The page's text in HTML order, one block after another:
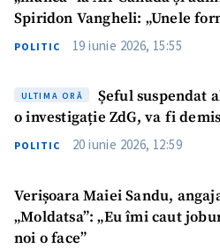
Spiridon Vangheli: „Unele
caracter sumar”
POLITIC 19 iunie 2026, 15:55
ULTIMA ORĂ
Șeful suspendat
o investigație ZdG, va fi
POLITIC 20 iunie 2026, 12:59
Verișoara Maiei Sandu,
„Moldatsa”: „Eu îmi caut
noi o face”